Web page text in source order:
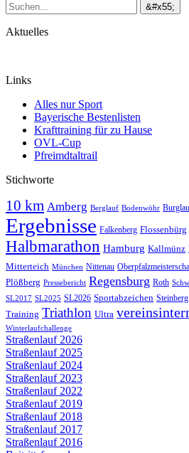
Aktuelles
Links
Alles nur Sport
Bayerische Bestenlisten
Krafttraining für zu Hause
OVL-Cup
Pfreimdtaltrail
Stichworte
10 km Amberg Berglauf Bodenwöhr
Ergebnisse Falkenberg Flossenbürg
Halbmarathon Hamburg Kallmünz
Mitterteich München Nittenau
Plößberg Pressebericht Regensburg Roth
SL2017 SL2025 SL2026 Sportabzeichen Steinberg
Training Triathlon Ultra
Winterlaufchallenge
Straßenlauf 2026
Straßenlauf 2025
Straßenlauf 2024
Straßenlauf 2023
Straßenlauf 2022
Straßenlauf 2019
Straßenlauf 2018
Straßenlauf 2017
Straßenlauf 2016